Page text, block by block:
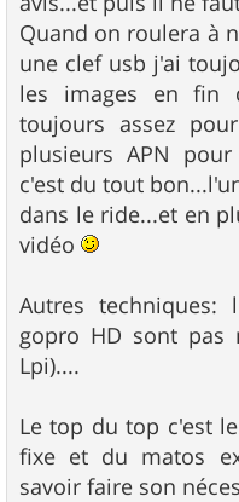
Quand on roulera à
une clef usb j'ai
les images en fin
toujours assez
plusieurs APN
c'est du tout
dans le ride...et en
vidéo
Autres techniques:
gopro HD sont pas
Lpi)....
Le top du top c'est
fixe et du matos
savoir faire son